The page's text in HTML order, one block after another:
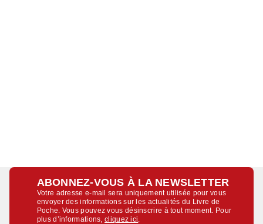
ABONNEZ-VOUS À LA NEWSLETTER
Votre adresse e-mail sera uniquement utilisée pour vous
envoyer des informations sur les actualités du Livre de
Poche. Vous pouvez vous désinscrire à tout moment. Pour
plus d’informations,cliquez ici